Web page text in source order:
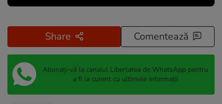
Share Comentează
Abonați-vă la canalul Libertatea de WhatsApp pentru
a fi la curent cu ultimele informații